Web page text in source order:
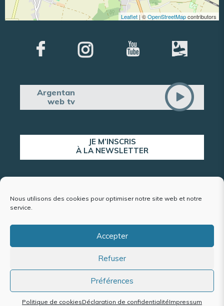
Nous utilisons des cookies pour optimiser notre site web et notre
service.
Accepter
Refuser
Préférences
Politique de cookiesDéclaration de confidentialitéImpressum
Leaflet | ©OpenStreetMapcontributors
Argentan
web tv
JE M’INSCRIS
À LA NEWSLETTER
ALERTE POPULATION
Mentions légales et politique de confidentialité
Accessibilité : conformité partielle
Politique de cookies (UE)